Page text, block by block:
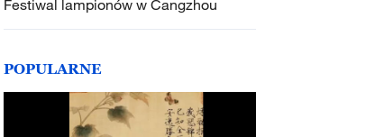
Festiwal lampionów w Cangzhou
POPULARNE